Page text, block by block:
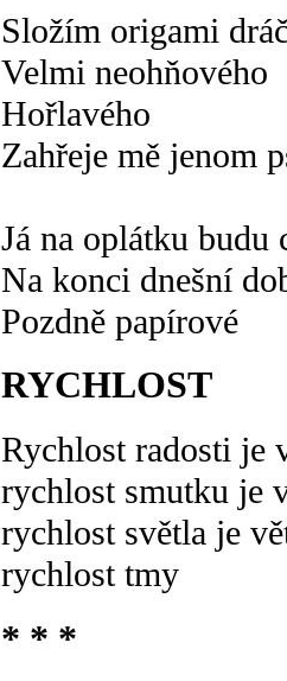
Složím origami
Velmi neohňového
Hořlavého
Zahřeje mě jenom
Já na oplátku budu
Na konci dnešní
Pozdně papírové
RYCHLOST
Rychlost radosti je
rychlost smutku je
rychlost světla je
rychlost tmy
* * *